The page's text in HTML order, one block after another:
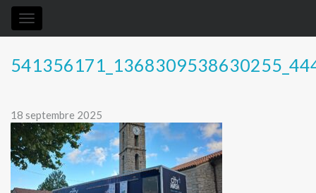
Toggle
navigation
18 septembre 2025